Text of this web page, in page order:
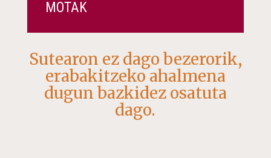
MOTAK
Sutearon ez dago bezerorik,
erabakitzeko ahalmena
dugun bazkidez osatuta
dago.